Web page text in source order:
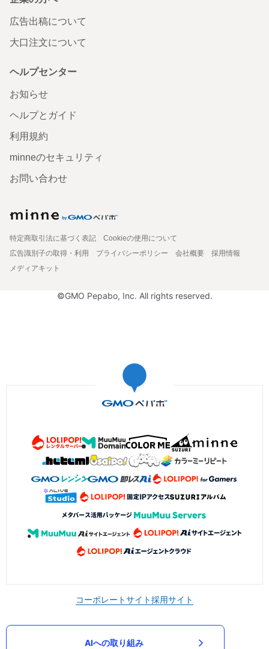
広告出稿について
大口注文について
ヘルプセンター
お知らせ
ヘルプとガイド
利用規約
minneのセキュリティ
お問い合わせ
特定商取引法に基づく表記
Cookieの使用について
広告識別子の取得・利用
プライバシーポリシー 会社概要
採用情報
メディアキット
©GMO Pepabo, Inc. All rights reserved.
コーポレートサイト採用サイト
AIへの取り組み